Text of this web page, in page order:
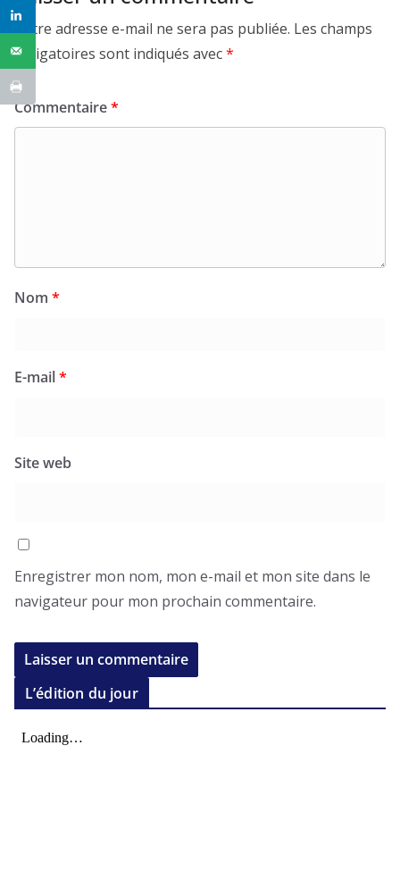
Votre adresse e-mail ne sera pas publiée. Les champs
obligatoires sont indiqués avec*
Commentaire*
Nom *
E-mail*
Site web
Enregistrer mon nom, mon e-mail et mon site dans le
navigateur pour mon prochain commentaire.
L’édition du jour